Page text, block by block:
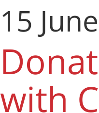
15
with